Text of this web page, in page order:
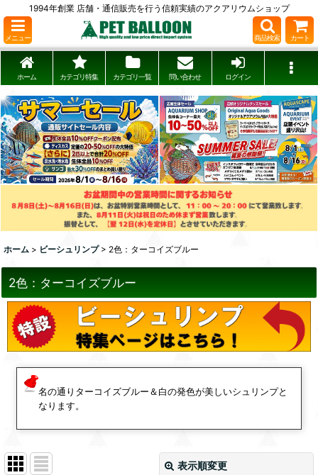
1994年創業 店舗・通信販売を行う信頼実績のアクアリウムショップ
メニュー 商品検索 カート
ホーム カテゴリ特集 カテゴリ一覧 問い合わせ ログイン
ホーム > ビーシュリンプ > 2色：ターコイズブルー
2色：ターコイズブルー
名の通りターコイズブルー＆白の発色が美しいシュリンプと
なります。
表示順変更